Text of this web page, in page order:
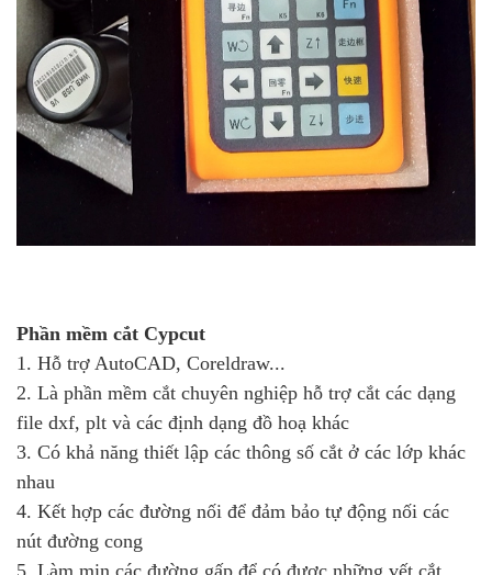
Phần mềm cắt Cypcut
1. Hỗ trợ AutoCAD, Coreldraw...
2. Là phần mềm cắt chuyên nghiệp hỗ trợ cắt các dạng
file dxf, plt và các định dạng đồ hoạ khác
3. Có khả năng thiết lập các thông số cắt ở các lớp khác
nhau
4. Kết hợp các đường nối để đảm bảo tự động nối các
nút đường cong